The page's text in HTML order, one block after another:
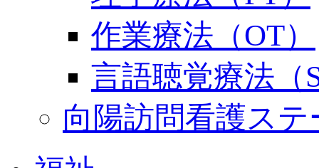
作業療法（OT）
言語聴覚療法（
向陽訪問看護ス